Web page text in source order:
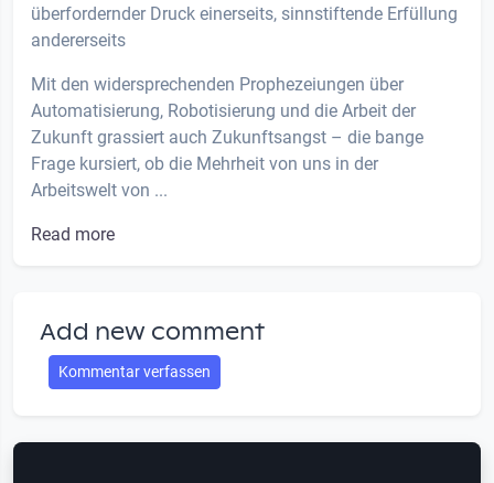
überfordernder Druck einerseits, sinnstiftende Erfüllung
andererseits
Mit den widersprechenden Prophezeiungen über
Automatisierung, Robotisierung und die Arbeit der
Zukunft grassiert auch Zukunftsangst – die bange
Frage kursiert, ob die Mehrheit von uns in der
Arbeitswelt von ...
Read more
Add new comment
Kommentar verfassen